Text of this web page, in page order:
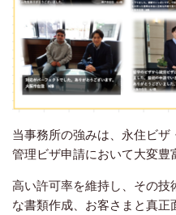
当事務所の強みは、永住ビ
管理ビザ申請において大変豊
高い許可率を維持し、その
な書類作成、お客さまと真